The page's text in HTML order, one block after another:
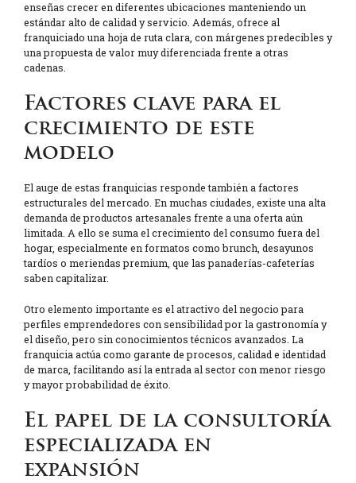
enseñas crecer en diferentes ubicaciones manteniendo un
estándar alto de calidad y servicio. Además, ofrece al
franquiciado una hoja de ruta clara, con márgenes predecibles y
una propuesta de valor muy diferenciada frente a otras
cadenas.
Factores clave para el
crecimiento de este
modelo
El auge de estas franquicias responde también a factores
estructurales del mercado. En muchas ciudades, existe una alta
demanda de productos artesanales frente a una oferta aún
limitada. A ello se suma el crecimiento del consumo fuera del
hogar, especialmente en formatos como brunch, desayunos
tardíos o meriendas premium, que las panaderías-cafeterías
saben capitalizar.
Otro elemento importante es el atractivo del negocio para
perfiles emprendedores con sensibilidad por la gastronomía y
el diseño, pero sin conocimientos técnicos avanzados. La
franquicia actúa como garante de procesos, calidad e identidad
de marca, facilitando así la entrada al sector con menor riesgo
y mayor probabilidad de éxito.
El papel de la consultoría
especializada en
expansión